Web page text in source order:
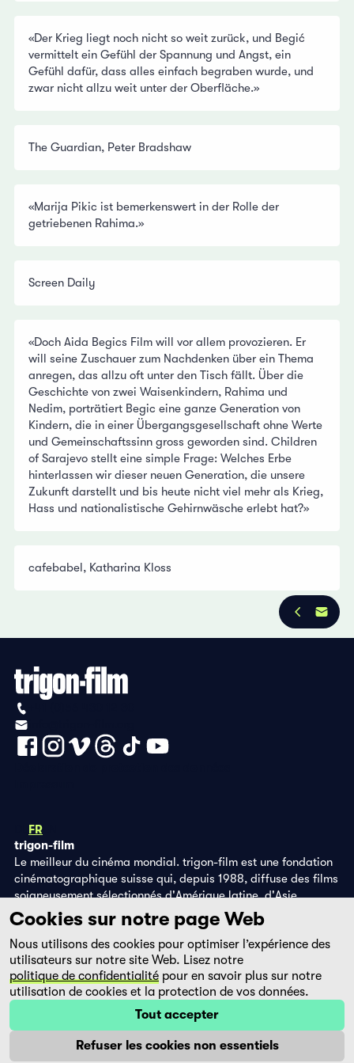
«Der Krieg liegt noch nicht so weit zurück, und Begić
vermittelt ein Gefühl der Spannung und Angst, ein
Gefühl dafür, dass alles einfach begraben wurde, und
zwar nicht allzu weit unter der Oberfläche.»
The Guardian, Peter Bradshaw
«Marija Pikic ist bemerkenswert in der Rolle der
getriebenen Rahima.»
Screen Daily
«Doch Aida Begics Film will vor allem provozieren. Er
will seine Zuschauer zum Nachdenken über ein Thema
anregen, das allzu oft unter den Tisch fällt. Über die
Geschichte von zwei Waisenkindern, Rahima und
Nedim, porträtiert Begic eine ganze Generation von
Kindern, die in einer Übergangsgesellschaft ohne Werte
und Gemeinschaftssinn gross geworden sind. Children
of Sarajevo stellt eine simple Frage: Welches Erbe
hinterlassen wir dieser neuen Generation, die unsere
Zukunft darstellt und bis heute nicht viel mehr als Krieg,
Hass und nationalistische Gehirnwäsche erlebt hat?»
cafebabel, Katharina Kloss
FR
trigon-film
Le meilleur du cinéma mondial. trigon-film est une fondation
cinématographique suisse qui, depuis 1988, diffuse des films
soigneusement sélectionnés d'Amérique latine, d'Asie,
d'Afrique et d'Europe de l'Est, dans les salles de cinéma,
grâce à ses propres éditions DVD et sur la plateforme de
streaming filmingo.
Cookies sur notre page Web
Nous utilisons des cookies pour optimiser l’expérience des
utilisateurs sur notre site Web. Lisez notre
politique de confidentialité pour en savoir plus sur notre
utilisation de cookies et la protection de vos données.
Tout accepter
Refuser les cookies non essentiels